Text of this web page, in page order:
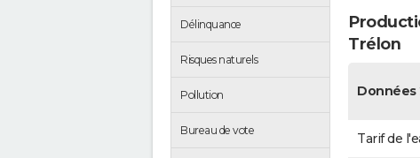
Délinquance
Risques naturels
Pollution
Bureau de vote
Trélon
Données
Tarif de